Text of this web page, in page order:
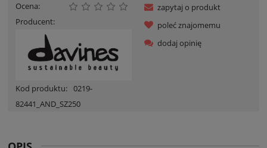
Ocena:
Producent:
Kod produktu: 0219-
82441_AND_SZ250
zapytaj o produkt
poleć znajomemu
dodaj opinię